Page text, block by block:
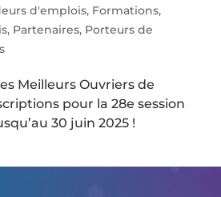
d'emplois, Formations,
, Partenaires, Porteurs de
Meilleurs Ouvriers de
pour la 28e session
30 juin 2025 !